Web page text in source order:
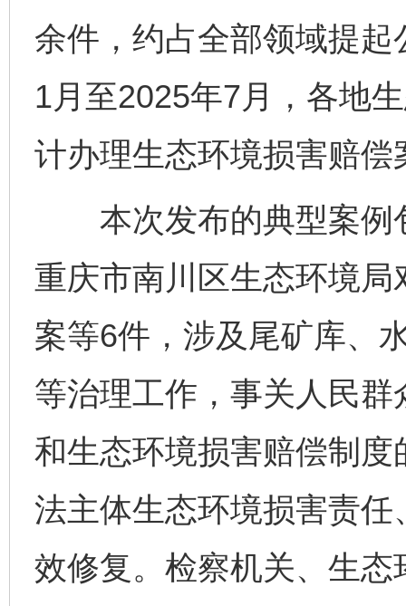
余件，约占全部领域提
1月至2025年7月，各地
计办理生态环境损害赔
本次发布的典型案例
重庆市南川区生态环境
案等6件，涉及尾矿库、
等治理工作，事关人民
和生态环境损害赔偿制
法主体生态环境损害责
效修复。检察机关、生